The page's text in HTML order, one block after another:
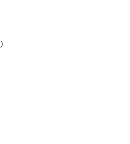
)